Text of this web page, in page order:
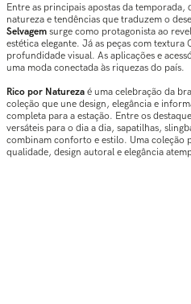
Entre as principais apostas da temporada,
natureza e tendências que traduzem o
Selvagem surge como protagonista ao
estética elegante. Já as peças com
profundidade visual. As aplicações e
uma moda conectada às riquezas do país.
Rico por Natureza é uma celebração da
coleção que une design, elegância e
completa para a estação. Entre os
versáteis para o dia a dia, sapatilhas,
combinam conforto e estilo. Uma coleção
qualidade, design autoral e elegância